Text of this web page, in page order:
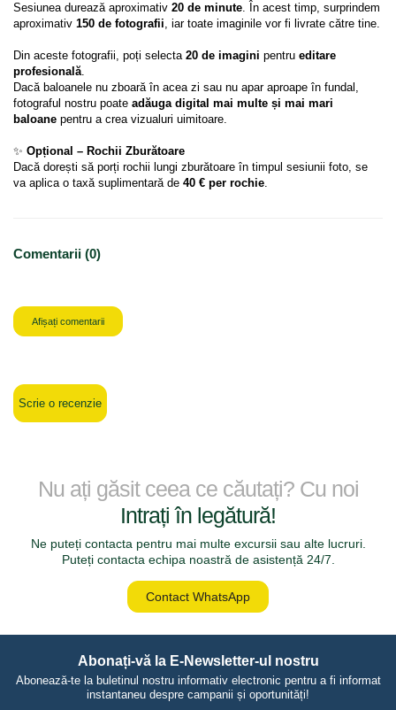
Sesiunea durează aproximativ 20 de minute. În acest timp, surprindem
aproximativ 150 de fotografii, iar toate imaginile vor fi livrate către tine.
Din aceste fotografii, poți selecta 20 de imagini pentru editare
profesională.
Dacă baloanele nu zboară în acea zi sau nu apar aproape în fundal,
fotograful nostru poate adăuga digital mai multe și mai mari
baloane pentru a crea vizualuri uimitoare.
✨ Opțional – Rochii Zburătoare
Dacă dorești să porți rochii lungi zburătoare în timpul sesiunii foto, se
va aplica o taxă suplimentară de 40 € per rochie.
Comentarii (0)
Afișați comentarii
Scrie o recenzie
Nu ați găsit ceea ce căutați? Cu noi
Intrați în legătură!
Ne puteți contacta pentru mai multe excursii sau alte lucruri.
Puteți contacta echipa noastră de asistență 24/7.
Contact WhatsApp
Abonați-vă la E-Newsletter-ul nostru
Abonează-te la buletinul nostru informativ electronic pentru a fi informat
instantaneu despre campanii și oportunități!